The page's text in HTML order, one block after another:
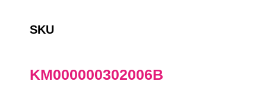
SKU
KM000000302006B